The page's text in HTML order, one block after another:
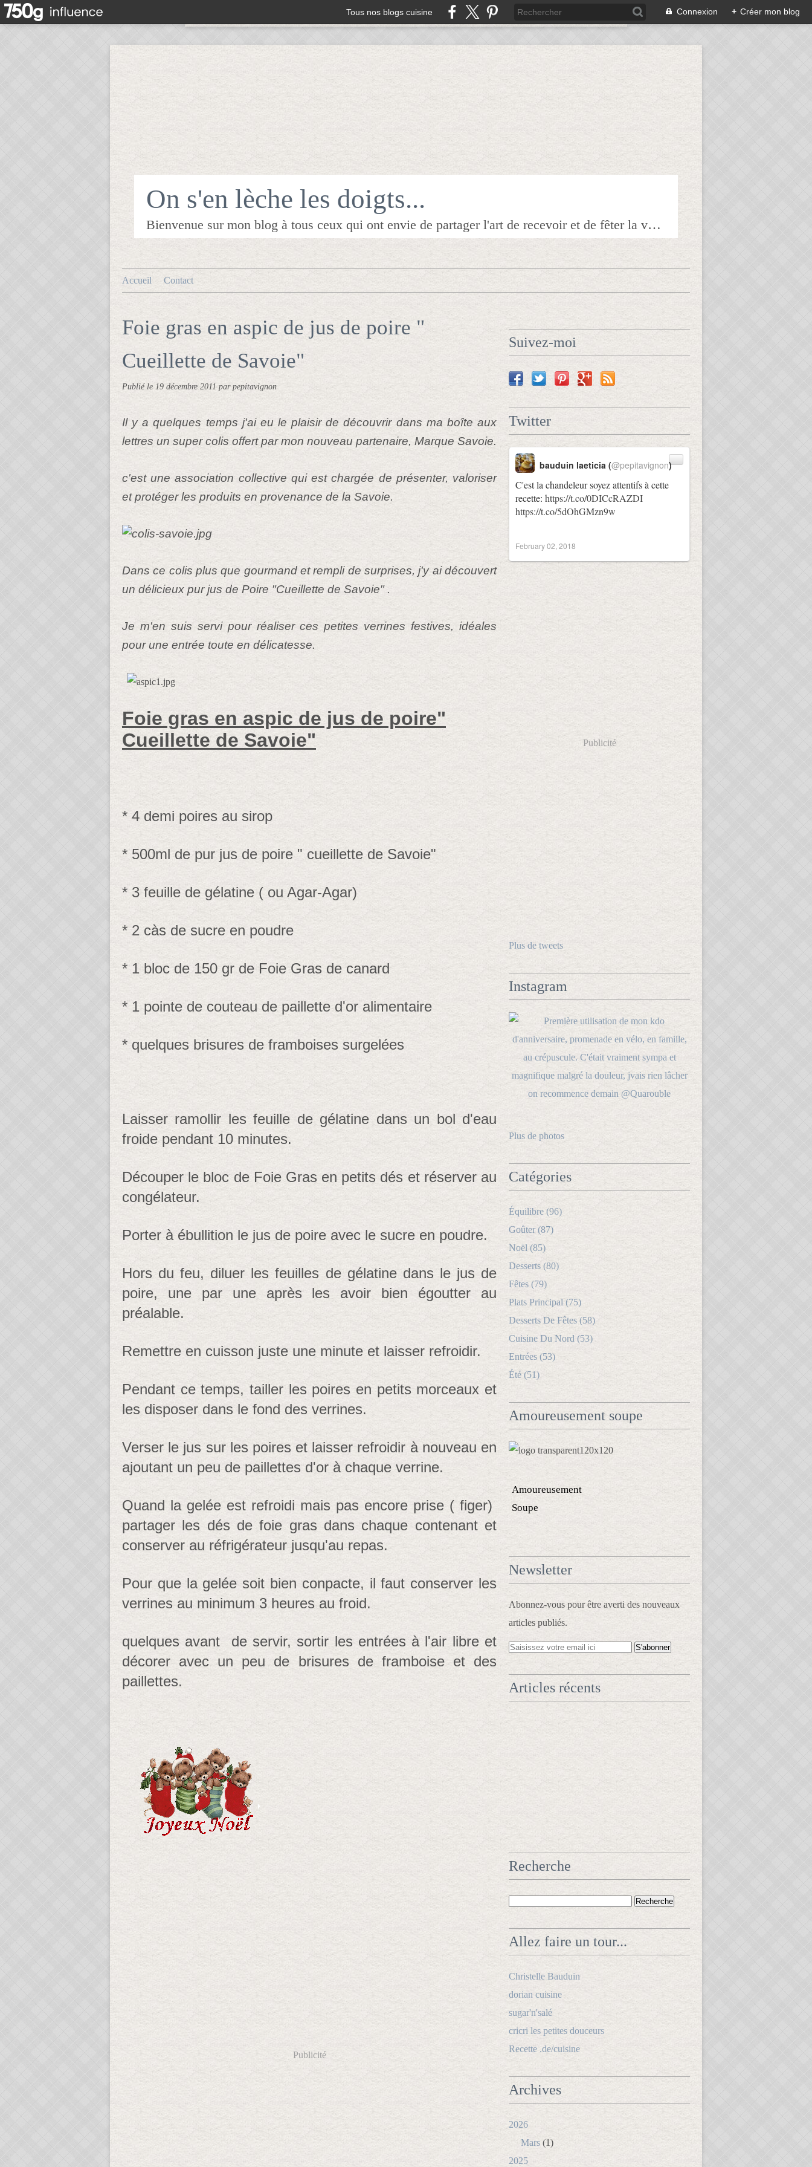
Tous nos blogs cuisine Connexion + Créer mon blog
On s'en lèche les doigts...
Bienvenue sur mon blog à tous ceux qui ont envie de partager l'art de recevoir et de fêter la veille le lendemain.Pour tous les épicuriens, hédonistes et autres amoureux de la bonne chair!!!!j'espère que vous trouverez mes astuces et mes recettes amusantes et que vous prendrez plaisir à les réaliser.n'hésitez surtout pas à me laisser vos réactions ou vos suggestions pour que tout le monde en profite!!!allez maintenant tous à table!!! Pepitavignon.
Accueil Contact
Foie gras en aspic de jus de poire "
Cueillette de Savoie"
Publié le 19 décembre 2011par pepitavignon
Il y a quelques temps j'ai eu le plaisir de découvrir dans ma boîte aux
lettres un super colis offert par mon nouveau partenaire, Marque Savoie.
c'est une association collective qui est chargée de présenter, valoriser
et protéger les produits en provenance de la Savoie.
Dans ce colis plus que gourmand et rempli de surprises, j'y ai découvert
un délicieux pur jus de Poire "Cueillette de Savoie" .
Je m'en suis servi pour réaliser ces petites verrines festives, idéales
pour une entrée toute en délicatesse.
Foie gras en aspic de jus de poire"
Cueillette de Savoie"
* 4 demi poires au sirop
* 500ml de pur jus de poire " cueillette de Savoie"
* 3 feuille de gélatine ( ou Agar-Agar)
* 2 càs de sucre en poudre
* 1 bloc de 150 gr de Foie Gras de canard
* 1 pointe de couteau de paillette d'or alimentaire
* quelques brisures de framboises surgelées
Laisser ramollir les feuille de gélatine dans un bol d'eau
froide pendant 10 minutes.
Découper le bloc de Foie Gras en petits dés et réserver au
congélateur.
Porter à ébullition le jus de poire avec le sucre en poudre.
Hors du feu, diluer les feuilles de gélatine dans le jus de
poire, une par une après les avoir bien égoutter au
préalable.
Remettre en cuisson juste une minute et laisser refroidir.
Pendant ce temps, tailler les poires en petits morceaux et
les disposer dans le fond des verrines.
Verser le jus sur les poires et laisser refroidir à nouveau en
ajoutant un peu de paillettes d'or à chaque verrine.
Quand la gelée est refroidi mais pas encore prise ( figer)
partager les dés de foie gras dans chaque contenant et
conserver au réfrigérateur jusqu'au repas.
Pour que la gelée soit bien conpacte, il faut conserver les
verrines au minimum 3 heures au froid.
quelques avant de servir, sortir les entrées à l'air libre et
décorer avec un peu de brisures de framboise et des
paillettes.
Publicité
Suivez-moi
Twitter
C'est la chandeleur soyez attentifs à cette
recette: https://t.co/0DICcRAZDI
https://t.co/5dOhGMzn9w
bauduin laeticia (@pepitavignon)
February 02, 2018
Publicité
Plus de tweets
Instagram
Plus de photos
Catégories
Équilibre (96)
Goûter (87)
Noël (85)
Desserts (80)
Fêtes (79)
Plats Principal (75)
Desserts De Fêtes (58)
Cuisine Du Nord (53)
Entrées (53)
Été (51)
Amoureusement soupe
Amoureusement
Soupe
Newsletter
Abonnez-vous pour être averti des nouveaux
articles publiés.
Articles récents
Recherche
Allez faire un tour...
Christelle Bauduin
dorian cuisine
sugar'n'salé
cricri les petites douceurs
Recette .de/cuisine
Archives
2026
Mars (1)
2025